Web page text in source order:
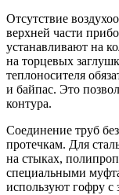
Отсутствие
верхней части
устанавливают на
на торцевых
теплоносителя
и байпас. Это
контура.
Соединение труб
протечкам. Для
на стыках,
специальными
используют гофру с